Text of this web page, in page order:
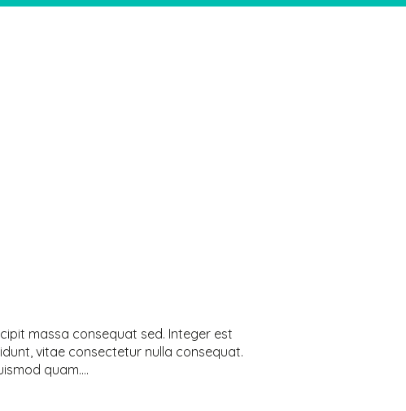
massa consequat sed. Integer est
vitae consectetur nulla consequat.
quam....